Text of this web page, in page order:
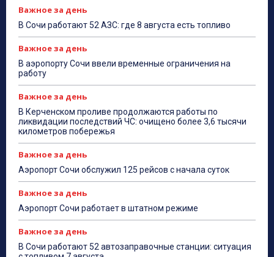
Важное за день
В Сочи работают 52 АЗС: где 8 августа есть топливо
Важное за день
В аэропорту Сочи ввели временные ограничения на
работу
Важное за день
В Керченском проливе продолжаются работы по
ликвидации последствий ЧС: очищено более 3,6 тысячи
километров побережья
Важное за день
Аэропорт Сочи обслужил 125 рейсов с начала суток
Важное за день
Аэропорт Сочи работает в штатном режиме
Важное за день
В Сочи работают 52 автозаправочные станции: ситуация